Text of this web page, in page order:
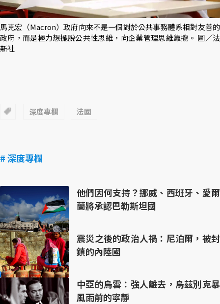
馬克宏（Macron）政府向來不是一個對於公共事務體系相對友善的
政府，而是極力想擺脫公共性思維，向企業管理思維靠攏。 圖／法
新社
深度專欄 法國
# 深度專欄
他們因何支持？挪威、西班牙、愛爾
蘭將承認巴勒斯坦國
震災之後的政治人禍：尼泊爾，被封
鎖的內陸國
中亞的烏雲：強人離去，烏茲別克暴
風雨前的寧靜